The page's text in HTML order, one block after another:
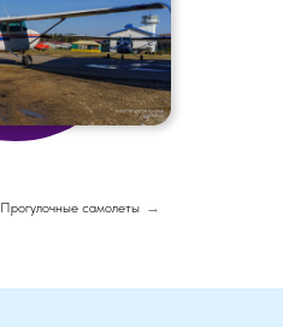
Прогулочные самолеты →